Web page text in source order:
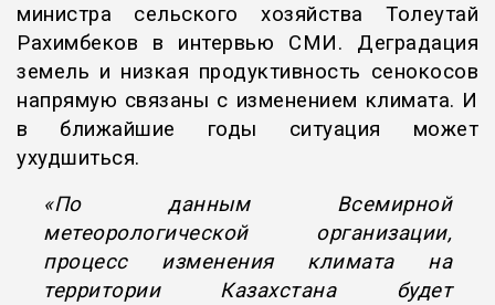
министра сельского хозяйства Толеутай
Рахимбеков в интервью СМИ. Деградация
земель и низкая продуктивность сенокосов
напрямую связаны с изменением климата. И
в ближайшие годы ситуация может
ухудшиться.
«По данным Всемирной
метеорологической организации,
процесс изменения климата на
территории Казахстана будет